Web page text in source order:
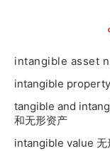
intangible asset
intangible
tangible and
和无形资产
intangible value